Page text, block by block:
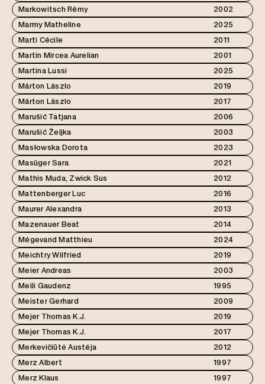
Markowitsch Rémy
2002
Marmy Matheline
2025
Marti Cécile
2011
Martin Mircea Aurelian
2001
Martina Lussi
2025
Márton Lászlo
2019
Márton Lászlo
2017
Marušić Tatjana
2006
Marušić Željka
2003
Masłowska Dorota
2023
Masüger Sara
2021
Mathis Muda, Zwick Sus
2012
Mattenberger Luc
2016
Maurer Alexandra
2013
Mazenauer Beat
2014
Mégevand Matthieu
2024
Meichtry Wilfried
2019
Meier Andreas
2003
Meili Gaudenz
1995
Meister Gerhard
2009
Mejer Thomas K.J.
2019
Mejer Thomas K.J.
2017
Merkevičiūtė Austéja
2012
Merz Albert
1997
Merz Klaus
1997